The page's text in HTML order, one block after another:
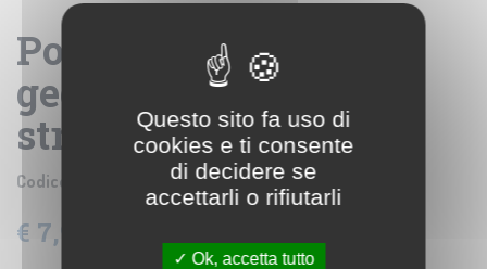
Portogallo - carta
geografica turistica e
stradale
Codice prodotto: HIL018
€ 7,95
Questo sito fa uso di
cookies e ti consente
di decidere se
accettarli o rifiutarli
Ok, accetta tutto